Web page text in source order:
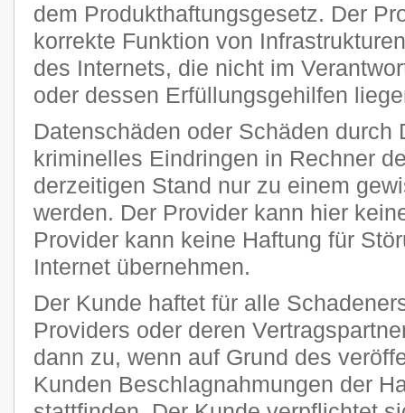
dem Produkthaftungsgesetz. Der
korrekte Funktion von
des Internets, die nicht im
oder dessen Erfüllungsgehilfen
Datenschäden oder Schäden durch
kriminelles Eindringen in Rechner
derzeitigen Stand nur zu einem
werden. Der Provider kann hier
Provider kann keine Haftung für
Internet übernehmen.
Der Kunde haftet für alle
Providers oder deren
dann zu, wenn auf Grund des
Kunden Beschlagnahmungen der